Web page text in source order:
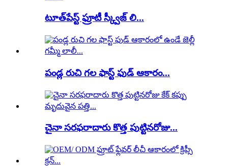
టూత్‌పేస్ట్ ఫ్రూటీ స్క్వీజ్ లి...
పండ్ల రుచి గల ఫాస్ట్ ఫుడ్ ఆకారం...
చైనా సరఫరాదారు కొత్త పుట్టినరోజు...